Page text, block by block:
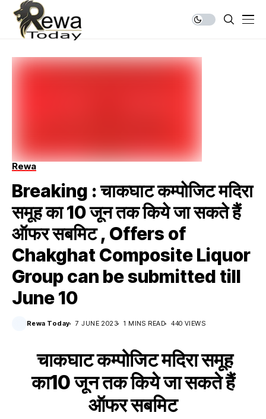
Rewa
Breaking : चाकघाट कम्पोजिट मदिरा
समूह का 10 जून तक किये जा सकते हैं
ऑफर सबमिट , Offers of
Chakghat Composite Liquor
Group can be submitted till
June 10
Rewa Today 7 JUNE 2023 1 MINS READ 440 VIEWS
चाकघाट कम्पोजिट मदिरा समूह
का10 जून तक किये जा सकते हैं
ऑफर सबमिट